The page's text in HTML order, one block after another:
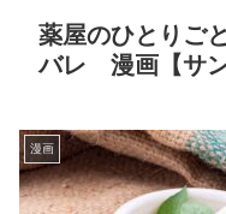
薬屋のひとり
バレ 漫画【サン
漫画